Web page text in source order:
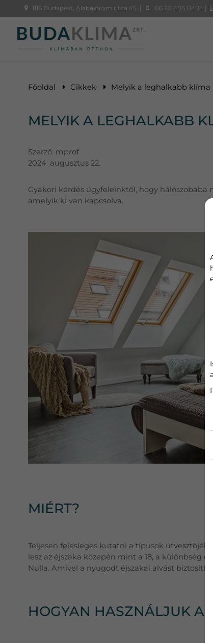
1116 Budapest, Alabástrom utca 45. | 06 20 404 0404 |
Főoldal Cikkek Melyik a leghalkabb klíma
MELYIK A LEGHALKABB
Szerző: mprof
2024. augusztus 22.
Gyakori kérdés ügyfeleinktől, hogy
amelyik ki van kapcsolva.
MIÉRT?
Teljesen felesleges kutatni a típusok
lesz az éjszaka közepén mint a 18, a különbség
Nulla. Amivel a nyugodt éjszakai alvást
HOGYAN HASZNÁLJUK